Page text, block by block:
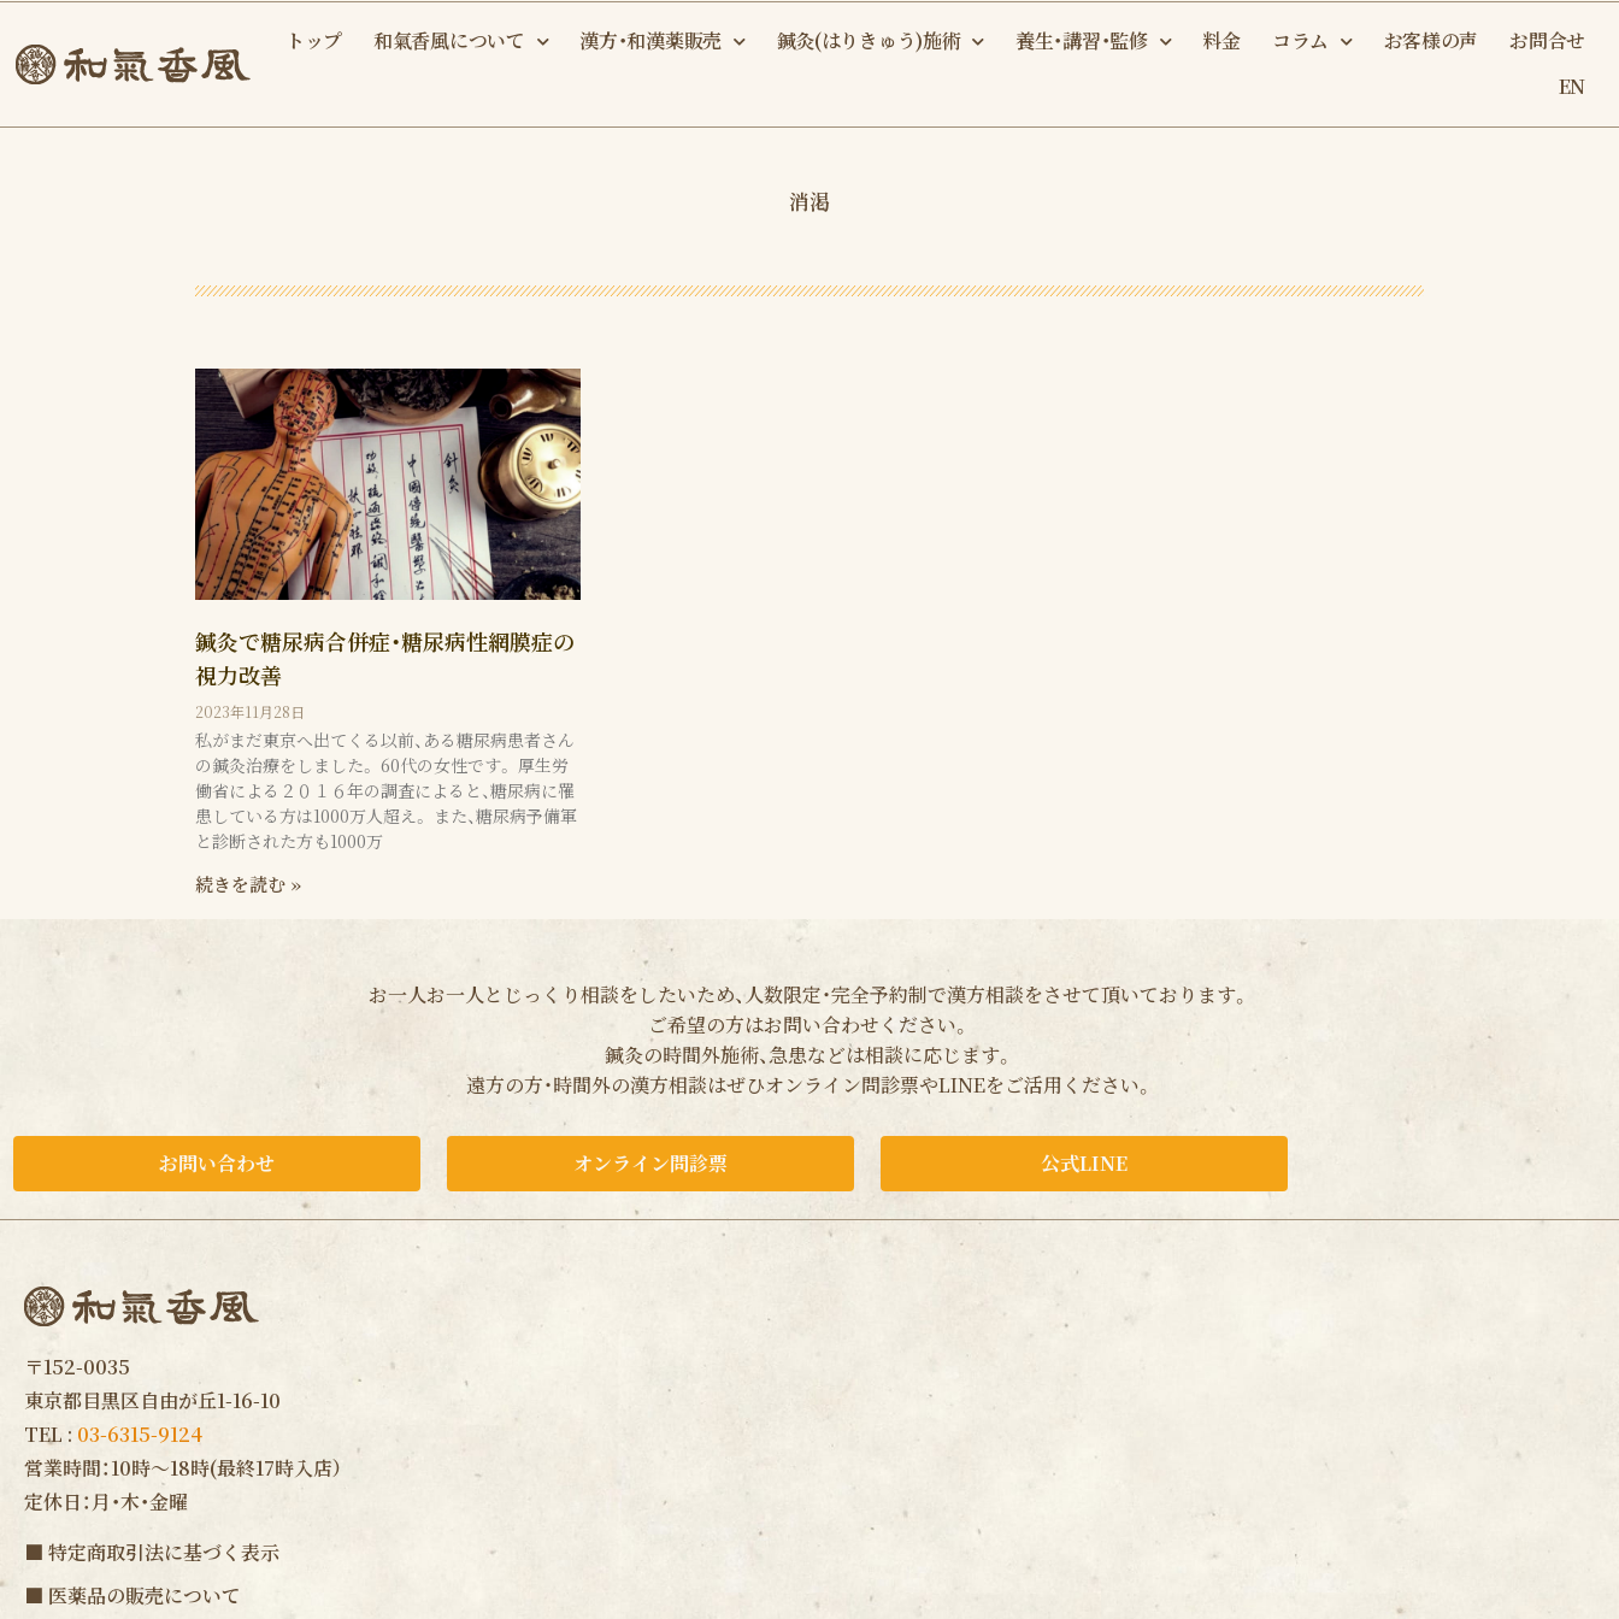
容
を
トップ 和氣香風について 漢方・和漢薬販売 鍼灸(はりきゅう)施術 養生・講習・監修 料金 コラム お客様の声
お問合せ
EN
消渇
鍼灸で糖尿病合併症・糖尿病性網膜症の
視力改善
2023年11月28日
私がまだ東京へ出てくる以前、ある糖尿病患者さん
の鍼灸治療をしました。 60代の女性です。 厚生労
働省による２０１６年の調査によると、糖尿病に罹
患している方は1000万人超え。 また、糖尿病予備軍
と診断された方も1000万
続きを読む »
お一人お一人とじっくり相談をしたいため、人数限定・完全予約制で漢方相談をさせて頂いております。
ご希望の方はお問い合わせください。
鍼灸の時間外施術、急患などは相談に応じます。
遠方の方・時間外の漢方相談はぜひオンライン問診票やLINEをご活用ください。
お問い合わせ オンライン問診票 公式LINE
〒152-0035
東京都目黒区自由が丘1-16-10
TEL : 03-6315-9124
営業時間：10時〜18時(最終17時入店）
定休日：月・木・金曜
■ 特定商取引法に基づく表示
■ 医薬品の販売について